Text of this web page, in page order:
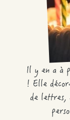
Il y en a à
! Elle
de lettres,